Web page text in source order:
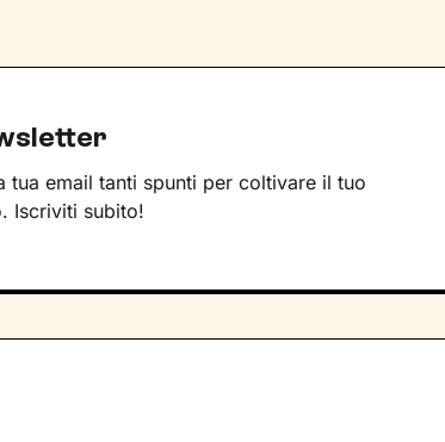
tua email tanti spunti per coltivare il tuo
Iscriviti subito!